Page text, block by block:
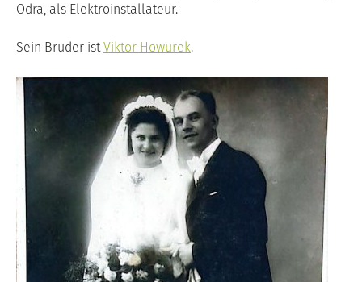
Odra, als Elektroinstallateur.
Sein Bruder istViktor Howurek.